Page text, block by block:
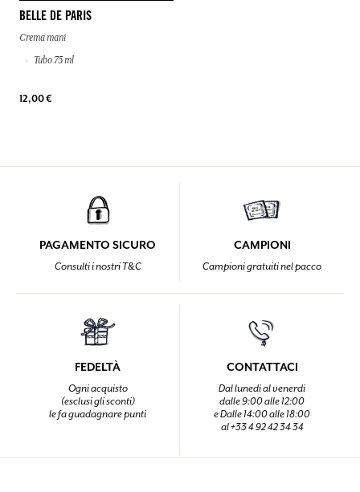
BELLE DE PARIS
Crema mani
Tubo 75 ml
12,00 €
PAGAMENTO SICURO
Consulti i nostri T&C
CAMPIONI
Campioni gratuiti nel pacco
FEDELTÀ
Ogni acquisto
(esclusi gli sconti)
le fa guadagnare punti
CONTATTACI
Dal lunedi al venerdi
dalle 9:00 alle 12:00
e Dalle 14:00 alle 18:00
al +33 4 92 42 34 34